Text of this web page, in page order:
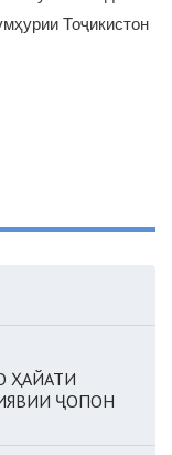
Тоҷикистон
ҲАЙАТИ
ҶОПОН